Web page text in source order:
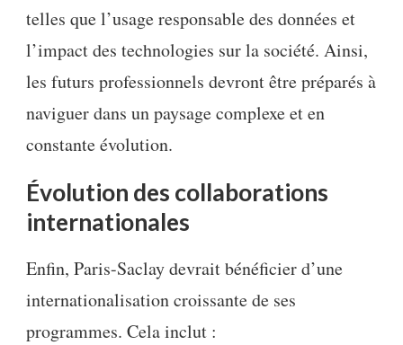
telles que l’usage responsable des données et
l’impact des technologies sur la société. Ainsi,
les futurs professionnels devront être préparés à
naviguer dans un paysage complexe et en
constante évolution.
Évolution des collaborations
internationales
Enfin, Paris-Saclay devrait bénéficier d’une
internationalisation croissante de ses
programmes. Cela inclut :